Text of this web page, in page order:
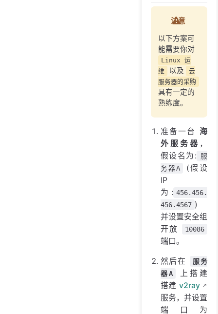
注意
以下方案可
能需要你对
Linux 运
维
以及
云
服务器的采购
具有一定的
熟练度。
准备一台 海
外服务器 ，
假设名为:
服
务器A
(假设
IP
为: 456.456.
456.4567 )
并设置安全组
开放
10086
端口。
然后在
服务
器A
上搭建
搭建 v2ray
服务，并设置
端口为